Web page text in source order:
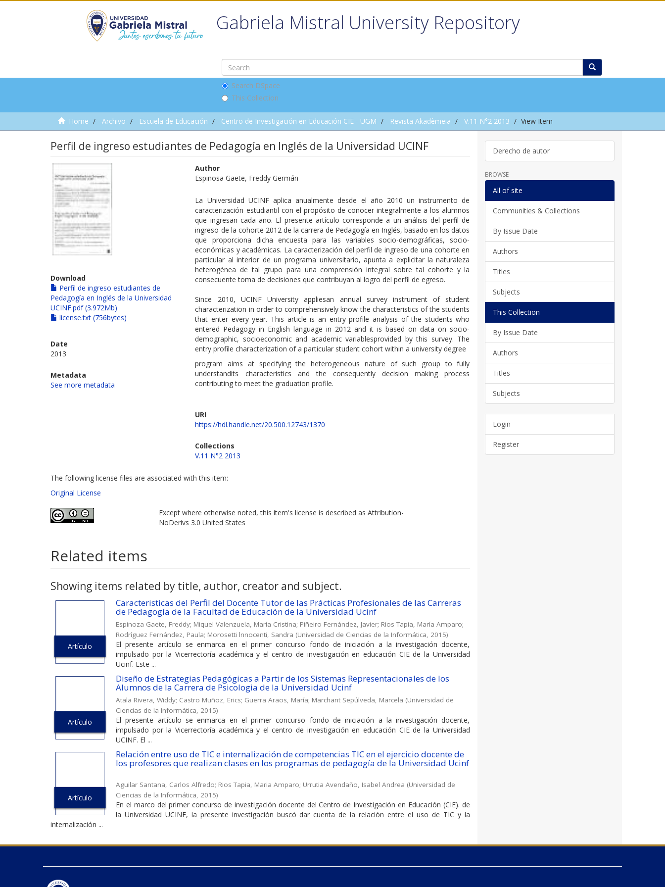
Gabriela Mistral University Repository
Search DSpace
This Collection
Home Archivo Escuela de Educación Centro de Investigación en Educación CIE - UGM Revista Akadèmeia V.11 N°2 2013 View Item
Perfil de ingreso estudiantes de Pedagogía en Inglés de la Universidad UCINF
Download
Perfil de ingreso estudiantes de
Pedagogía en Inglés de la Universidad
UCINF.pdf (3.972Mb)
license.txt (756bytes)
Date
2013
Metadata
See more metadata
Author
Espinosa Gaete, Freddy Germán
La Universidad UCINF aplica anualmente desde el año 2010 un instrumento de
caracterización estudiantil con el propósito de conocer integralmente a los alumnos
que ingresan cada año. El presente artículo corresponde a un análisis del perfil de
ingreso de la cohorte 2012 de la carrera de Pedagogía en Inglés, basado en los datos
que proporciona dicha encuesta para las variables socio-demográficas, socio-
económicas y académicas. La caracterización del perfil de ingreso de una cohorte en
particular al interior de un programa universitario, apunta a explicitar la naturaleza
heterogénea de tal grupo para una comprensión integral sobre tal cohorte y la
consecuente toma de decisiones que contribuyan al logro del perfil de egreso.
Since 2010, UCINF University appliesan annual survey instrument of student
characterization in order to comprehensively know the characteristics of the students
that enter every year. This article is an entry profile analysis of the students who
entered Pedagogy in English language in 2012 and it is based on data on socio-
demographic, socioeconomic and academic variablesprovided by this survey. The
entry profile characterization of a particular student cohort within a university degree
program aims at specifying the heterogeneous nature of such group to fully
understandits characteristics and the consequently decision making process
contributing to meet the graduation profile.
URI
https://hdl.handle.net/20.500.12743/1370
Collections
V.11 N°2 2013
The following license files are associated with this item:
Original License
Except where otherwise noted, this item's license is described as Attribution-
NoDerivs 3.0 United States
Related items
Showing items related by title, author, creator and subject.
Artículo
Caracteristicas del Perfil del Docente Tutor de las Prácticas Profesionales de las Carreras
de Pedagogía de la Facultad de Educación de la Universidad Ucinf
Espinoza Gaete, Freddy; Miquel Valenzuela, María Cristina; Piñeiro Fernández, Javier; Ríos Tapia, María Amparo;
Rodríguez Fernández, Paula; Morosetti lnnocenti, Sandra (Universidad de Ciencias de la Informática, 2015)
El presente artículo se enmarca en el primer concurso fondo de iniciación a la investigación docente,
impulsado por la Vicerrectoría académica y el centro de investigación en educación CIE de la Universidad
Ucinf. Este ...
Artículo
Diseño de Estrategias Pedagógicas a Partir de los Sistemas Representacionales de los
Alumnos de la Carrera de Psicologia de la Universidad Ucinf
Atala Rivera, Widdy; Castro Muñoz, Erics; Guerra Araos, María; Marchant Sepúlveda, Marcela (Universidad de
Ciencias de la Informática, 2015)
El presente artículo se enmarca en el primer concurso fondo de iniciación a la investigación docente,
impulsado por la Vicerrectoría académica y el centro de investigación en educación CIE de la Universidad
UCINF. El ...
Artículo
Relación entre uso de TIC e internalización de competencias TIC en el ejercicio docente de
los profesores que realizan clases en los programas de pedagogía de la Universidad Ucinf
Aguilar Santana, Carlos Alfredo; Rios Tapia, Maria Amparo; Urrutia Avendaño, Isabel Andrea (Universidad de
Ciencias de la Informática, 2015)
En el marco del primer concurso de investigación docente del Centro de Investigación en Educación (CIE). de
la Universidad UCINF, la presente investigación buscó dar cuenta de la relación entre el uso de TIC y la
internalización ...
Derecho de autor
BROWSE
All of site
Communities & Collections
By Issue Date
Authors
Titles
Subjects
This Collection
By Issue Date
Authors
Titles
Subjects
Login
Register